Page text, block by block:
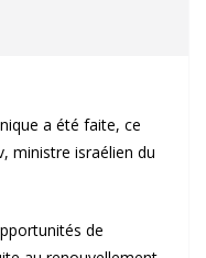
a été faite, ce
ministre israélien du
de